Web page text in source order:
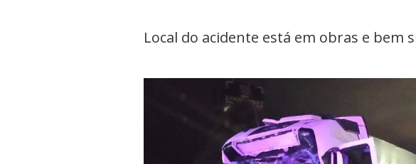
Local do acidente está em obras e bem